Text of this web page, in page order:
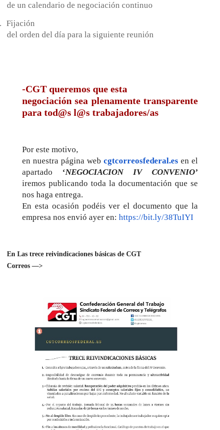
de un calendario de negociación continuo
Fijación
del orden del día para la siguiente reunión
-CGT queremos que esta
negociación sea plenamente transparente
para tod@s l@s trabajadores/as
Por este motivo,
en nuestra página web cgtcorreosfederal.es en el
apartado ‘NEGOCIACION IV CONVENIO’
iremos publicando toda la documentación que se
nos haga entrega.
En esta ocasión podéis ver el documento que la
empresa nos envió ayer en: https://bit.ly/38TuIYI
En Las trece reivindicaciones básicas de CGT
Correos —>